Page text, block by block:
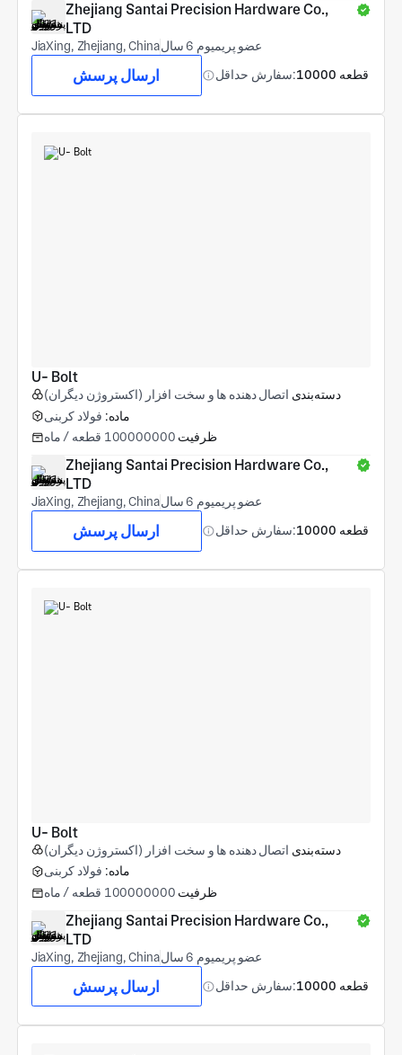
Zhejiang Santai Precision Hardware Co.,
LTD
JiaXing, Zhejiang, China عضو پریمیوم 6 سال
ارسال پرسش سفارش حداقل: 10000 قطعه
U- Bolt
دسته‌بندی اتصال دهنده ها و سخت افزار (اکستروژن دیگران)
ماده: فولاد کربنی
ظرفیت 100000000 قطعه / ماه
Zhejiang Santai Precision Hardware Co.,
LTD
JiaXing, Zhejiang, China عضو پریمیوم 6 سال
ارسال پرسش سفارش حداقل: 10000 قطعه
U- Bolt
دسته‌بندی اتصال دهنده ها و سخت افزار (اکستروژن دیگران)
ماده: فولاد کربنی
ظرفیت 100000000 قطعه / ماه
Zhejiang Santai Precision Hardware Co.,
LTD
JiaXing, Zhejiang, China عضو پریمیوم 6 سال
ارسال پرسش سفارش حداقل: 10000 قطعه